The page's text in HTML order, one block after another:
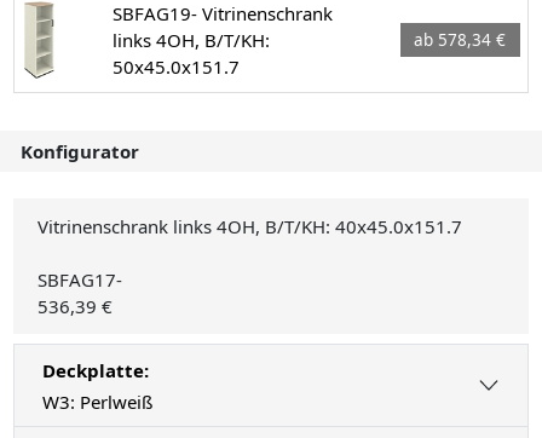
SBFAG19- Vitrinenschrank
links 4OH, B/T/KH:
50x45.0x151.7
ab 578,34 €
Konfigurator
Vitrinenschrank links 4OH, B/T/KH: 40x45.0x151.7
SBFAG17-
536,39 €
Deckplatte:
W3: Perlweiß